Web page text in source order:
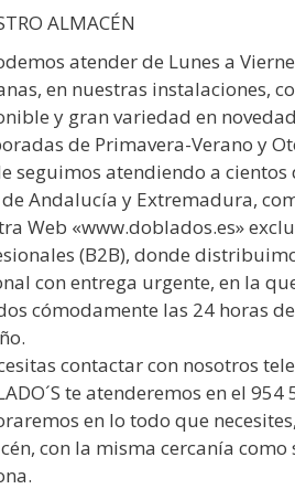
ALMACÉN
atender de Lunes a
en nuestras instalaciones,
y gran variedad en
de Primavera-Verano y
seguimos atendiendo a cientos
Andalucía y Extremadura,
Web «www.doblados.es»
(B2B), donde
con entrega urgente, en la
cómodamente las 24 horas
contactar con nosotros
te atenderemos en el 954
en lo todo que
con la misma cercanía como